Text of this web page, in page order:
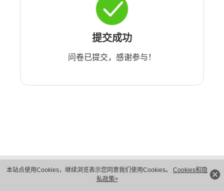
本站点使用Cookies，继续浏览表示您同意我们使用Cookies。 Cookies和隐
私政策>
提交成功
问卷已提交，感谢参与！
版权所有 © 华为技术有限公司 1998-2026。 保留一切权利。粤A2-20044005号
隐私保护